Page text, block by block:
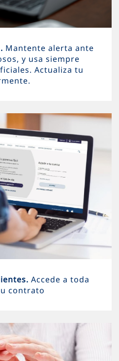
Mantente alerta ante
y usa siempre
Actualiza tu
Accede a toda
contrato